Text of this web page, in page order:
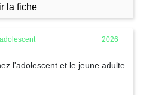
la fiche
2026
l'adolescent et le jeune adulte